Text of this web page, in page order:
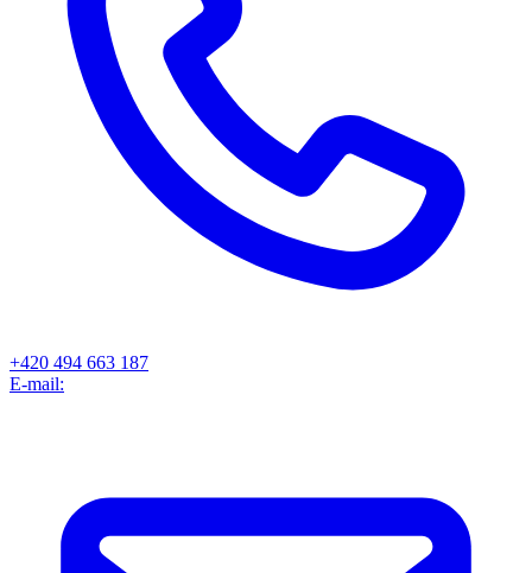
+420 494 663 187
E-mail: